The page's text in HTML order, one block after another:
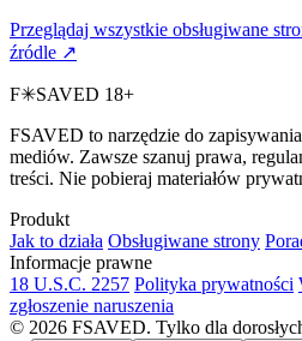
Przeglądaj wszystkie obsługiwane
źródle ↗
F✳SAVED 18+
FSAVED to narzędzie do
mediów. Zawsze szanuj prawa,
treści. Nie pobieraj materiałów
Produkt
Jak to działa Obsługiwane strony
Informacje prawne
18 U.S.C. 2257 Polityka prywatności
zgłoszenie naruszenia
© 2026 FSAVED. Tylko dla